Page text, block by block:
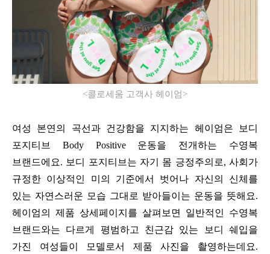
<콜로세움 고객사 헤이엄>
여성 본연의 곡선과 건강함을 지지하는 헤이엄은 보디
포지티브
Body Positive 운동을 전개하는 수영복
브랜드에요. 보디 포지티브는 자기 몸 긍정주의로,사회가
규정한 이상적인 미의 기준에서 벗어나 자신의 신체를
있는 자연스러운 모습 그대로 받아들이는 운동을 뜻해요.
헤이엄의 제품 상세페이지를 살펴보면 일반적인 수영복
브랜드와는 다르게 평범하고 친근감 있는 보디 쉐입을
가진 여성들이 모델로서 제품 사진을 촬영하는데요.